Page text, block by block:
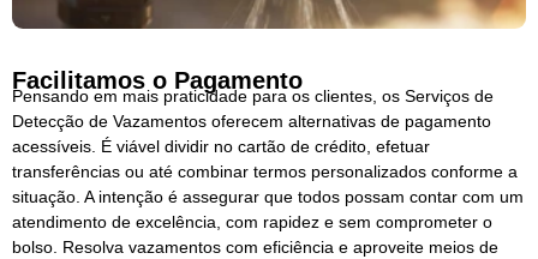
Facilitamos o Pagamento
Pensando em mais praticidade para os clientes, os Serviços de
Detecção de Vazamentos oferecem alternativas de pagamento
acessíveis. É viável dividir no cartão de crédito, efetuar
transferências ou até combinar termos personalizados conforme a
situação. A intenção é assegurar que todos possam contar com um
atendimento de excelência, com rapidez e sem comprometer o
bolso. Resolva vazamentos com eficiência e aproveite meios de